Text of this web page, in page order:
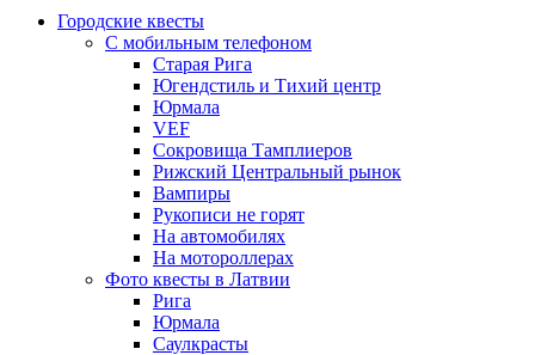
Городские квесты
С мобильным телефоном
Старая Рига
Югендстиль и Тихий центр
Юрмала
VEF
Сокровища Тамплиеров
Рижский Центральный рынок
Вампиры
Рукописи не горят
На автомобилях
На мотороллерах
Фото квесты в Латвии
Рига
Юрмала
Саулкрасты